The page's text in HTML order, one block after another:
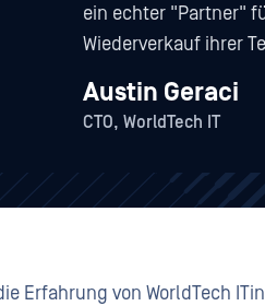
ein echter "Partner"
Wiederverkauf ihrer
Austin Geraci
CTO, WorldTech IT
Erfahrung von WorldTech